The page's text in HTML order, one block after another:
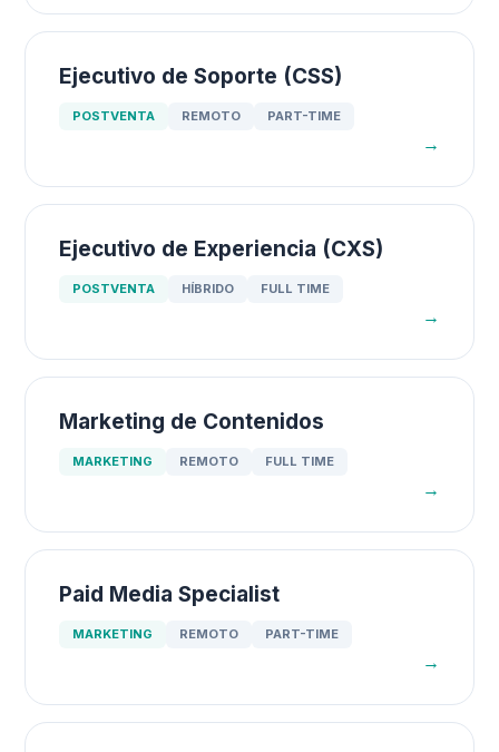
Ejecutivo de Soporte (CSS)
POSTVENTA REMOTO PART-TIME
→
Ejecutivo de Experiencia (CXS)
POSTVENTA HÍBRIDO FULL TIME
→
Marketing de Contenidos
MARKETING REMOTO FULL TIME
→
Paid Media Specialist
MARKETING REMOTO PART-TIME
→